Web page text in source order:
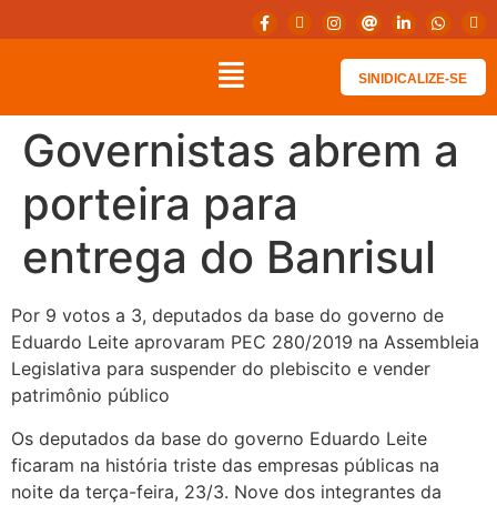
SINIDICALIZE-SE
Governistas abrem a
porteira para
entrega do Banrisul
Por 9 votos a 3, deputados da base do governo de
Eduardo Leite aprovaram PEC 280/2019 na Assembleia
Legislativa para suspender do plebiscito e vender
patrimônio público
Os deputados da base do governo Eduardo Leite
ficaram na história triste das empresas públicas na
noite da terça-feira, 23/3. Nove dos integrantes da